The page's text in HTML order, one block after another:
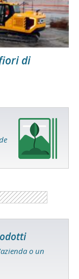
di
o un